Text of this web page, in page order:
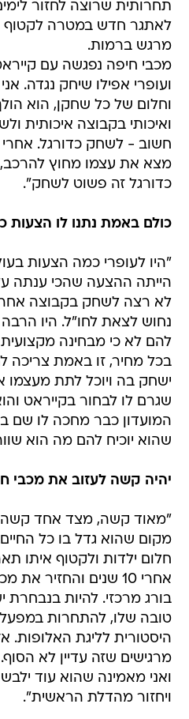
תחרותית שרוצה לחזור
לאתגר חדש במטרה לקטוף
מרגש ברמות.
מכבי חיפה נפגשה עם
ועופרי אפילו שיחק נגדה.
וחלום של כל שחקן, הוא
ואיכותי בקבוצה איכותית
חשוב - לשחק כדורגל.
מצא את עצמו מחוץ
כדורגל זה פשוט לשחק".
כולם באמת נתנו לו הצעות
"היו לעופרי כמה הצעות
הייתה ההצעה שהכי ענתה
לא רצה לשחק בקבוצה
נחוש לצאת לחו"ל. היו
להם לא כי מבחינה
בכל מחיר, זו באמת צריכה
ישחק בה ויוכל לתת
שגרם לו לבחור בקייראט
המועדון כבר מחכה לו שם
שהוא יוכיח להם מה הוא
יהיה קשה לעזוב את מכבי
"מאוד קשה, מצד אחד קשה
מקום שהוא גדל בו כל
חלום ילדות ולקטוף איתו
אחרי 10 שנים
בורג מרכזי. להיות
טובה שלו, להתחרות
היסטורית לליגת האלופות.
מרגישים שזה עדיין לא
ואני מאמינה שהוא עוד
ויחזור מהדלת הראשית".